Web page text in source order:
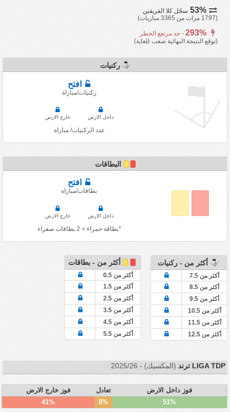
سجًل كلا الفريقين
(1797 مرات من 3365 مباريات)
- جد مرتفع الخطر
(توقع النتيجة النهائية صعب للغاية)
ركنيات
افتح
ركنيات/مباراة
خارج الارض داخل الارض
عدد الركنيات/ مباراة
البطاقات
افتح
بطاقات/مباراة
خارج الارض داخل الارض
*بطاقة حمراء = 2 بطاقات صفراء
أكثر من - ركنيات
أكثر من 7.5
أكثر من 8.5
أكثر من 9.5
أكثر من 10.5
أكثر من 11.5
أكثر من 12.5
أكثر من - بطاقات
أكثر من 0.5
أكثر من 1.5
أكثر من 2.5
أكثر من 3.5
أكثر من 4.5
أكثر من 5.5
LIGA TDP ترند (المكسيك) - 2025/26
فوز خارج الارض تعادل
فوز داخل الارض
41%
8% 51%